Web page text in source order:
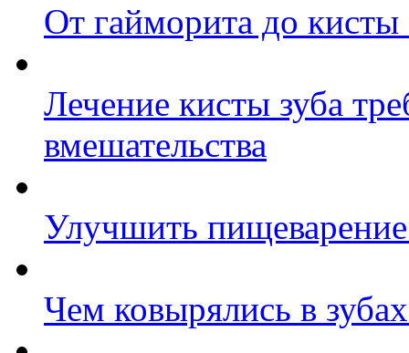
От гайморита до кисты
Лечение кисты зуба
вмешательства
Улучшить пищеварение
Чем ковырялись в